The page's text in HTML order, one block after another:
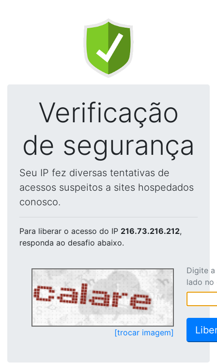
Verificação
de segurança
Seu IP fez diversas tentativas de
acessos suspeitos a sites hospedados
conosco.
Para liberar o acesso do IP 216.73.216.212,
responda ao desafio abaixo.
[trocar imagem]
Digite
lado no